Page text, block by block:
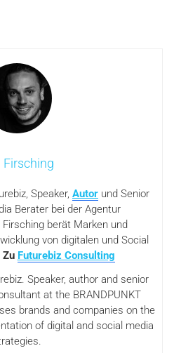
Firsching
Speaker, Autor und Senior
Berater bei der Agentur
berät Marken und
von digitalen und Social
Zu Futurebiz Consulting
Speaker, author and senior
at the BRANDPUNKT
brands and companies on the
of digital and social media